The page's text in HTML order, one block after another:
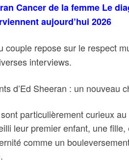
Cancer de la femme Le
aujourd’hui 2026
couple repose sur le respect
interviews.
d’Ed Sheeran : un nouveau
particulièrement curieux
leur premier enfant, une
comme un